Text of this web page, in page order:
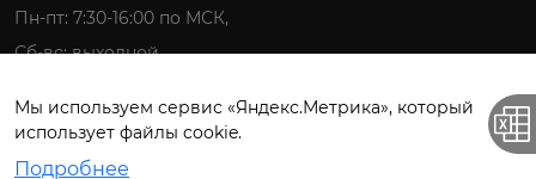
Пн-пт: 7:30-16:00 по МСК,
Сб-вс: выходной
Фабрика детской одежды © 2026.
Мы используем сервис «Яндекс.Метрика», который
использует файлы cookie.
Подробнее